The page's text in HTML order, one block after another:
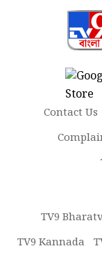
Contact Us
TV9
TV9 Kannada